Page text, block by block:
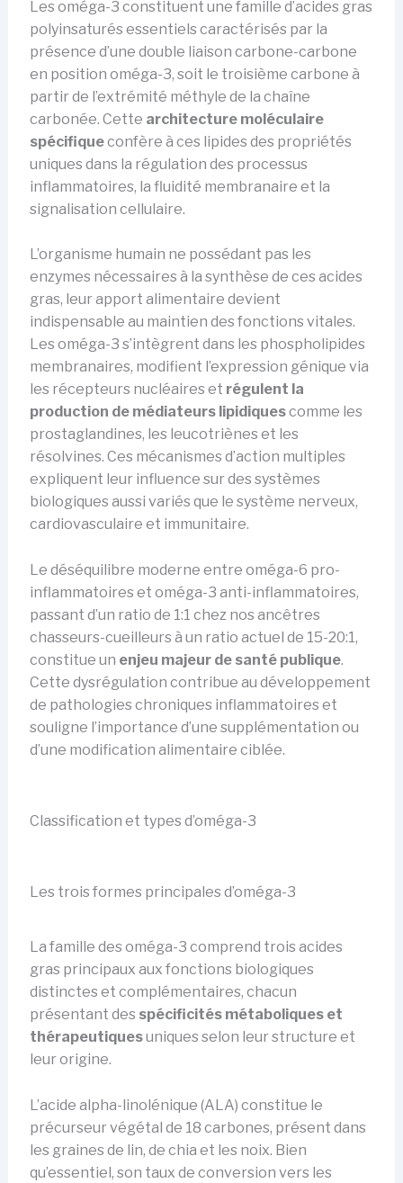
Les oméga-3 constituent une famille d’acides gras
polyinsaturés essentiels caractérisés par la
présence d’une double liaison carbone-carbone
en position oméga-3, soit le troisième carbone à
partir de l’extrémité méthyle de la chaîne
carbonée. Cette architecture moléculaire
spécifiqueconfère à ces lipides des propriétés
uniques dans la régulation des processus
inflammatoires, la fluidité membranaire et la
signalisation cellulaire.
L’organisme humain ne possédant pas les
enzymes nécessaires à la synthèse de ces acides
gras, leur apport alimentaire devient
indispensable au maintien des fonctions vitales.
Les oméga-3 s’intègrent dans les phospholipides
membranaires, modifient l’expression génique via
les récepteurs nucléaires et régulent la
production de médiateurs lipidiquescomme les
prostaglandines, les leucotriènes et les
résolvines. Ces mécanismes d’action multiples
expliquent leur influence sur des systèmes
biologiques aussi variés que le système nerveux,
cardiovasculaire et immunitaire.
Le déséquilibre moderne entre oméga-6 pro-
inflammatoires et oméga-3 anti-inflammatoires,
passant d’un ratio de 1:1 chez nos ancêtres
chasseurs-cueilleurs à un ratio actuel de 15-20:1,
constitue un enjeu majeur de santé publique.
Cette dysrégulation contribue au développement
de pathologies chroniques inflammatoires et
souligne l’importance d’une supplémentation ou
d’une modification alimentaire ciblée.
Classification et types d’oméga-3
Les trois formes principales d’oméga-3
La famille des oméga-3 comprend trois acides
gras principaux aux fonctions biologiques
distinctes et complémentaires, chacun
présentant des spécificités métaboliques et
thérapeutiquesuniques selon leur structure et
leur origine.
L’acide alpha-linolénique (ALA) constitue le
précurseur végétal de 18 carbones, présent dans
les graines de lin, de chia et les noix. Bien
qu’essentiel, son taux de conversion vers les